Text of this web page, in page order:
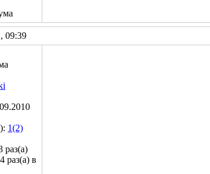
09:39
1(2)
раз(а)
раз(а) в